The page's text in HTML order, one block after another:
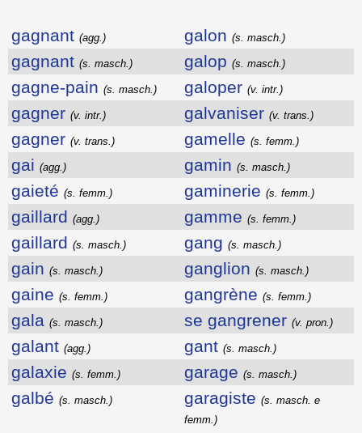
gagnant (agg.) galon (s. masch.)
gagnant (s. masch.) galop (s. masch.)
gagne-pain (s. masch.) galoper (v. intr.)
gagner (v. intr.) galvaniser (v. trans.)
gagner (v. trans.) gamelle (s. femm.)
gai (agg.) gamin (s. masch.)
gaieté (s. femm.) gaminerie (s. femm.)
gaillard (agg.) gamme (s. femm.)
gaillard (s. masch.) gang (s. masch.)
gain (s. masch.) ganglion (s. masch.)
gaine (s. femm.) gangrène (s. femm.)
gala (s. masch.) se gangrener (v. pron.)
galant (agg.) gant (s. masch.)
galaxie (s. femm.) garage (s. masch.)
galbé (s. masch.) garagiste (s. masch. e
femm.)